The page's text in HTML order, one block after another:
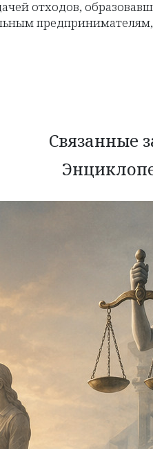
отходов,
Связанные